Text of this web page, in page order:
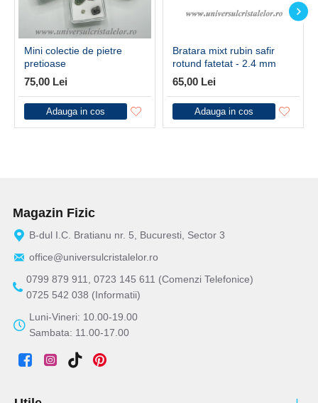
Mini colectie de pietre
pretioase
75,00 Lei
Adauga in cos
Bratara mixt rubin safir
rotund fatetat - 2.4 mm
65,00 Lei
Adauga in cos
Magazin Fizic
B-dul I.C. Bratianu nr. 5, Bucuresti, Sector 3
office@universulcristalelor.ro
0799 879 911, 0723 145 611 (Comenzi Telefonice)
0725 542 038 (Informatii)
Luni-Vineri: 10.00-19.00
Sambata: 11.00-17.00